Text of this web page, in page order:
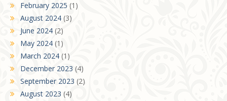
February 2025 (1)
August 2024 (3)
June 2024 (2)
May 2024 (1)
March 2024 (1)
December 2023 (4)
September 2023 (2)
August 2023 (4)